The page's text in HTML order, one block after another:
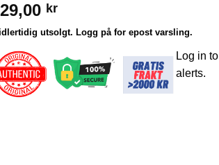
kr
utsolgt. Logg på for epost varsling.
Log in
alerts.